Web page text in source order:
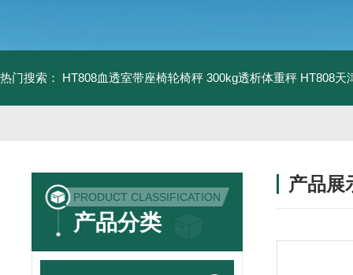
热门搜索： HT808血透室带座椅轮椅秤 300kg透析体重秤 HT808天
PRODUCT CLASSIFICATION
产品分类
产品展